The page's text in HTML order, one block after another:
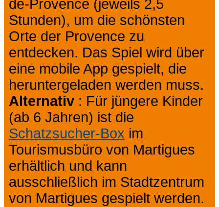
de-Provence (jeweils 2,5
Stunden), um die schönsten
Orte der Provence zu
entdecken. Das Spiel wird über
eine mobile App gespielt, die
heruntergeladen werden muss.
Alternativ : Für jüngere Kinder
(ab 6 Jahren) ist die
Schatzsucher-Box im
Tourismusbüro von Martigues
erhältlich und kann
ausschließlich im Stadtzentrum
von Martigues gespielt werden.